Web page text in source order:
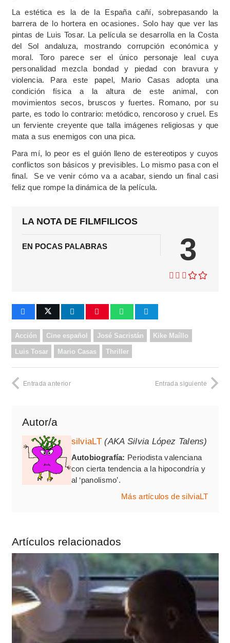
La estética es la de la España cañí, sobrepasando la
barrera de lo hortera en ocasiones. Solo hay que ver las
pintas de Luis Tosar. La película se desarrolla en la Costa
del Sol andaluza, mostrando corrupción económica y
moral. Toro parece ser el único personaje leal cuya
personalidad mezcla bondad y piedad con bravura y
violencia. Para este papel, Mario Casas adopta una
condición física a la altura de este animal, con
movimientos secos, bruscos y fuertes. Romano, por su
parte, es todo lo contrario: metódico, rencoroso y cruel. Es
un ferviente creyente que talla imágenes religiosas y que
mata a sus enemigos con una pica.
Para mí, lo peor es el guión lleno de estereotipos y cuyos
conflictos son básicos y previsibles. Lo mismo pasa con el
final. Se ve venir cómo va a acabar, siendo un final casi
feliz que rompe la dinámica de la película.
LA NOTA DE FILMFILICOS
EN POCAS PALABRAS 3
Acción Cine español José Sacristán Kike Maíllo
Luis Tosar Mario Casas Thriller
Entrada anterior Entrada siguiente
Autor/a
silviaLT (AKA Silvia López Talens)
Autobiografía: Periodista valenciana
con cierta tendencia a la hipocondría y
al ‘panolismo’.
Más artículos de silviaLT
Artículos relacionados